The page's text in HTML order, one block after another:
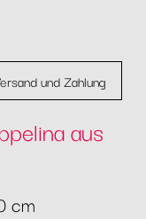
und Zahlung
aus
cm